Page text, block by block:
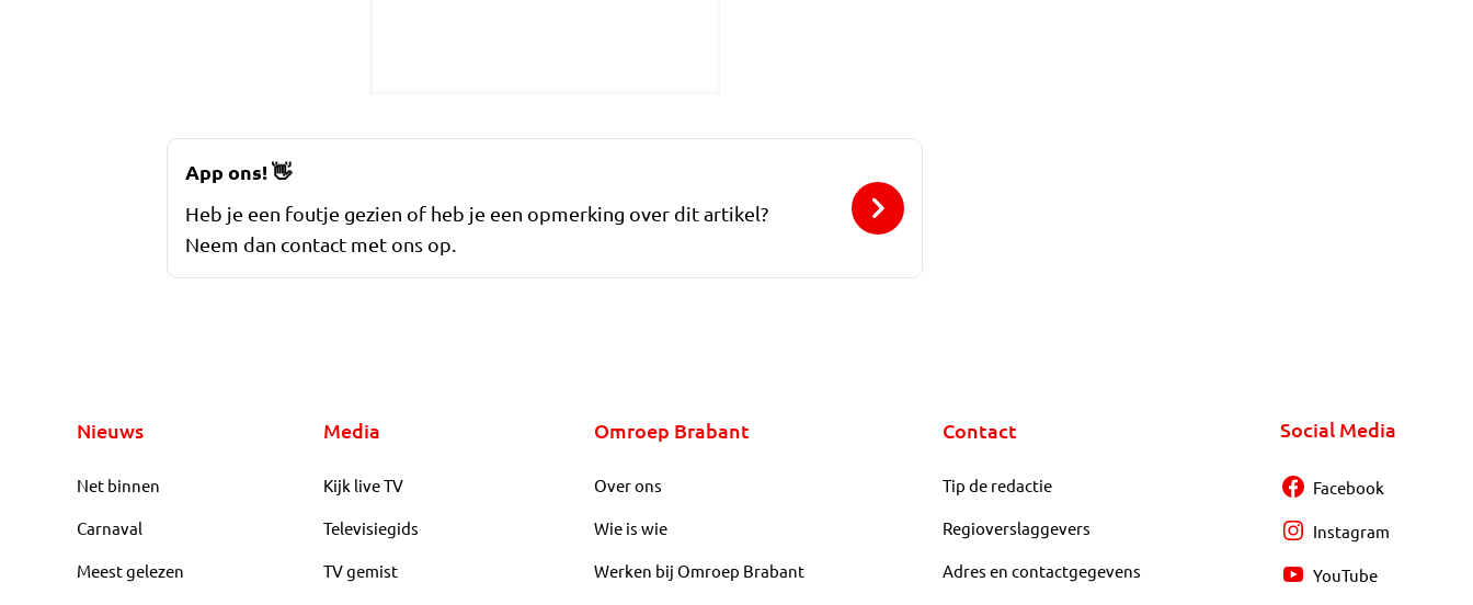
App ons!👋
Heb je een foutje gezien of heb je een opmerking over dit artikel?
Neem dan contact met ons op.
Nieuws
Net binnen
Carnaval
Meest gelezen
Media
Kijk live TV
Televisiegids
TV gemist
Omroep Brabant
Over ons
Wie is wie
Werken bij Omroep Brabant
Contact
Tip de redactie
Regioverslaggevers
Adres en contactgegevens
Social Media
Facebook
Instagram
YouTube